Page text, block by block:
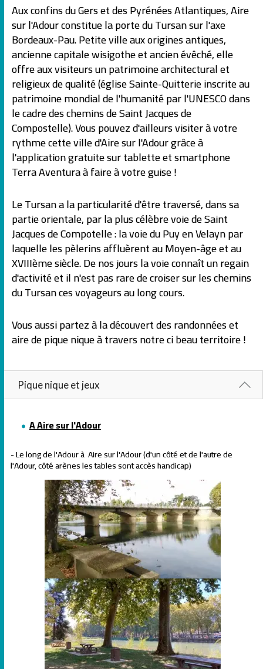
Aux confins du Gers et des Pyrénées Atlantiques, Aire
sur l'Adour constitue la porte du Tursan sur l'axe
Bordeaux-Pau. Petite ville aux origines antiques,
ancienne capitale wisigothe et ancien évêché, elle
offre aux visiteurs un patrimoine architectural et
religieux de qualité (église Sainte-Quitterie inscrite au
patrimoine mondial de l'humanité par l'UNESCO dans
le cadre des chemins de Saint Jacques de
Compostelle). Vous pouvez d'ailleurs visiter à votre
rythme cette ville d'Aire sur l'Adour grâce à
l'application gratuite sur tablette et smartphone
Terra Aventura à faire à votre guise !
Le Tursan a la particularité d'être traversé, dans sa
partie orientale, par la plus célèbre voie de Saint
Jacques de Compotelle : la voie du Puy en Velayn par
laquelle les pèlerins affluèrent au Moyen-âge et au
XVIIIème siècle. De nos jours la voie connaît un regain
d'activité et il n'est pas rare de croiser sur les chemins
du Tursan ces voyageurs au long cours.
Vous aussi partez à la découvert des randonnées et
aire de pique nique à travers notre ci beau territoire !
Pique nique et jeux
A Aire sur l'Adour
- Le long de l'Adour à Aire sur l'Adour (d'un côté et de l'autre de
l'Adour, côté arènes les tables sont accès handicap)